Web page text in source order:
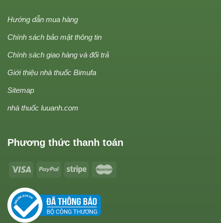
Hướng dẫn mua hàng
Chính sách bảo mật thông tin
Chính sách giao hàng và đổi trả
Giới thiệu nhà thuốc Bimufa
Sitemap
nhà thuốc luuanh.com
Phương thức thanh toán